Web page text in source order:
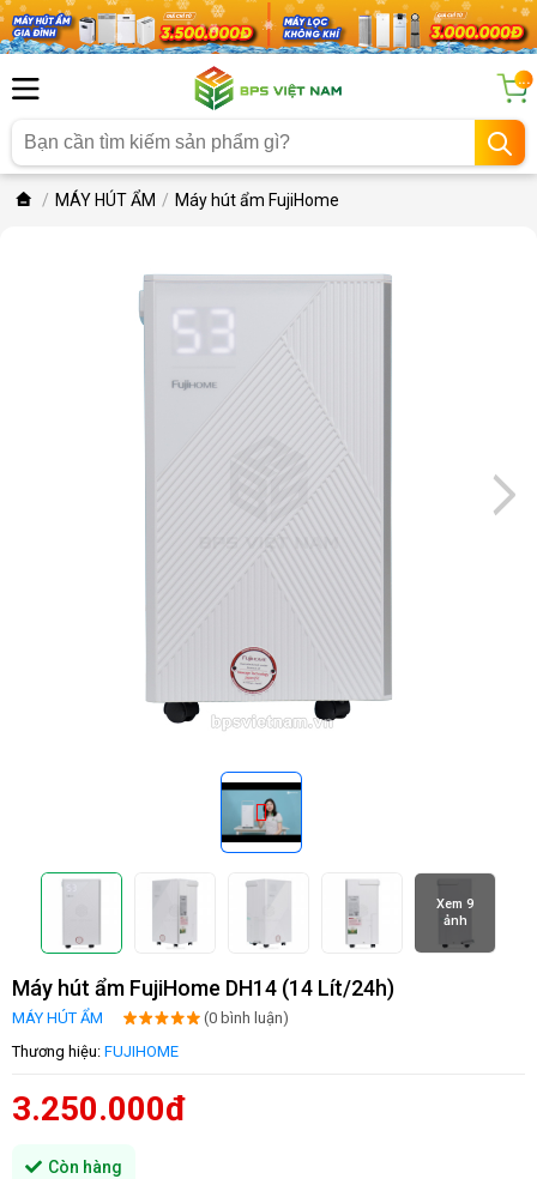
...
MÁY HÚT ẨM Máy hút ẩm FujiHome
Xem 9
ảnh
Máy hút ẩm FujiHome DH14 (14 Lít/24h)
MÁY HÚT ẨM
(0 bình luận)
Thương hiệu: FUJIHOME
3.250.000đ
Còn hàng